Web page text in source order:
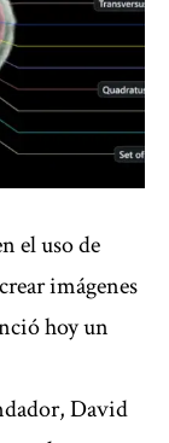
el uso de
imágenes
hoy un
David